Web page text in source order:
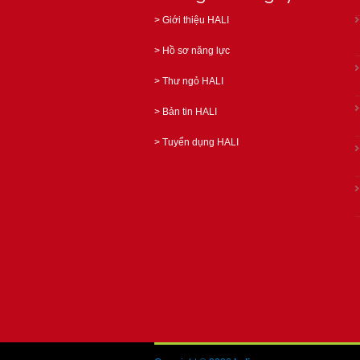
> Giới thiệu HALI
> Hồ sơ năng lực
> Thư ngỏ HALI
> Bản tin HALI
> Tuyển dụng HALI